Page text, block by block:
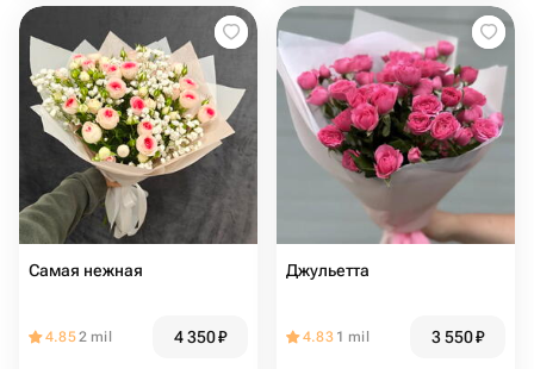
Самая нежная
4.852 mil 4 350₽
Джульетта
4.83 1 mil 3 550₽